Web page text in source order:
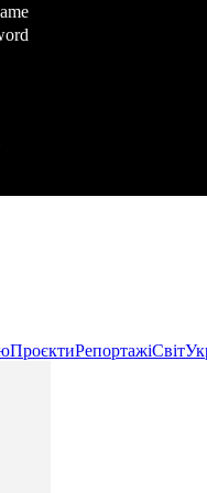
ПроєктиРепортажіСвіт